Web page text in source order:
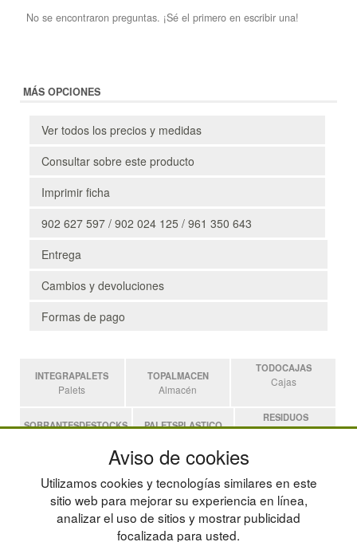
No se encontraron preguntas. ¡Sé el primero en escribir una!
MÁS OPCIONES
Ver todos los precios y medidas
Consultar sobre este producto
Imprimir ficha
902 627 597 / 902 024 125 / 961 350 643
Entrega
Cambios y devoluciones
Formas de pago
INTEGRAPALETS
Palets
TOPALMACEN
Almacén
TODOCAJAS
Cajas
SOBRANTESDESTOCKS PALETSPLASTICO
RESIDUOS
Residuos
Estanterias
POLÍTICA DE PRIVACIDAD MAPA WEB
Aviso de cookies
Utilizamos cookies y tecnologías similares en este
sitio web para mejorar su experiencia en línea,
analizar el uso de sitios y mostrar publicidad
focalizada para usted.